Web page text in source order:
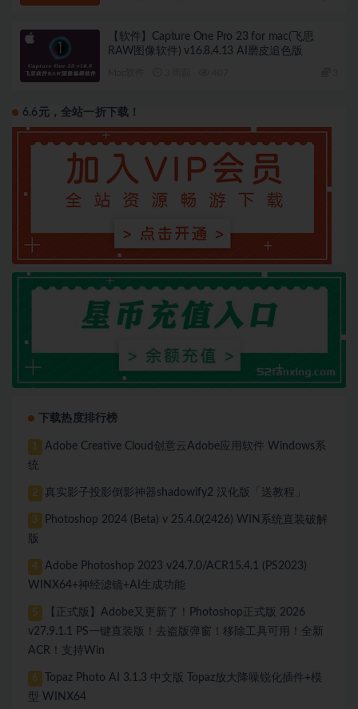
【软件】Capture One Pro 23 for mac(飞思
RAW图像软件) v16.8.4.13 AI磨皮追色版
6.6元，全站一折下载！
下载热度排行榜
1
Adobe Creative Cloud创意云Adobe应用软件 Windows系
统
2 真实影子投影倒影神器shadowify2 汉化版「送教程」
3
Photoshop 2024 (Beta) v 25.4.0(2426) WIN系统直装破解
版
4
Adobe Photoshop 2023 v24.7.0/ACR15.4.1 (PS2023)
WINX64+神经滤镜+AI生成功能
5
【正式版】Adobe又更新了！Photoshop正式版 2026
v27.9.1.1 PS一键直装版！去盗版弹窗！移除工具可用！全新
ACR！支持Win
6
Topaz Photo AI 3.1.3 中文版 Topaz放大降噪锐化插件+模
型 WINX64